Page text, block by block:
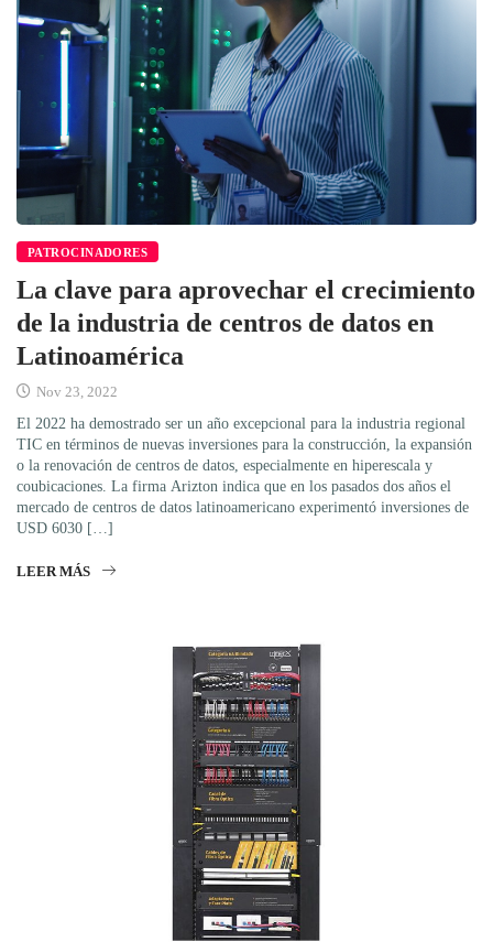
PATROCINADORES
La clave para aprovechar el crecimiento
de la industria de centros de datos en
Latinoamérica
Nov 23, 2022
El 2022 ha demostrado ser un año excepcional para la industria regional
TIC en términos de nuevas inversiones para la construcción, la expansión
o la renovación de centros de datos, especialmente en hiperescala y
coubicaciones. La firma Arizton indica que en los pasados dos años el
mercado de centros de datos latinoamericano experimentó inversiones de
USD 6030 […]
LEER MÁS